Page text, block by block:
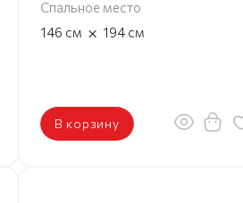
Спальное место
146 см × 194 см
В корзину